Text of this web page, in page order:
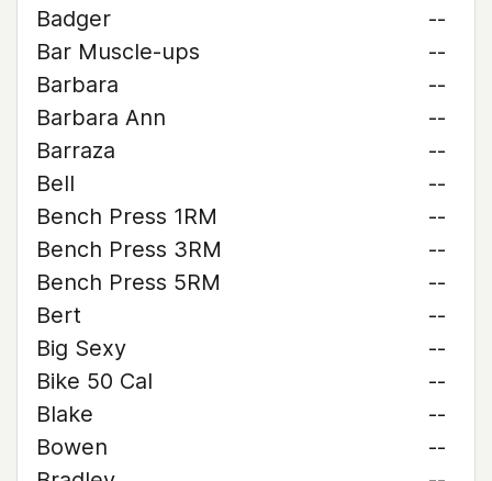
Badger
--
Bar Muscle-ups
--
Barbara
--
Barbara Ann
--
Barraza
--
Bell
--
Bench Press 1RM
--
Bench Press 3RM
--
Bench Press 5RM
--
Bert
--
Big Sexy
--
Bike 50 Cal
--
Blake
--
Bowen
--